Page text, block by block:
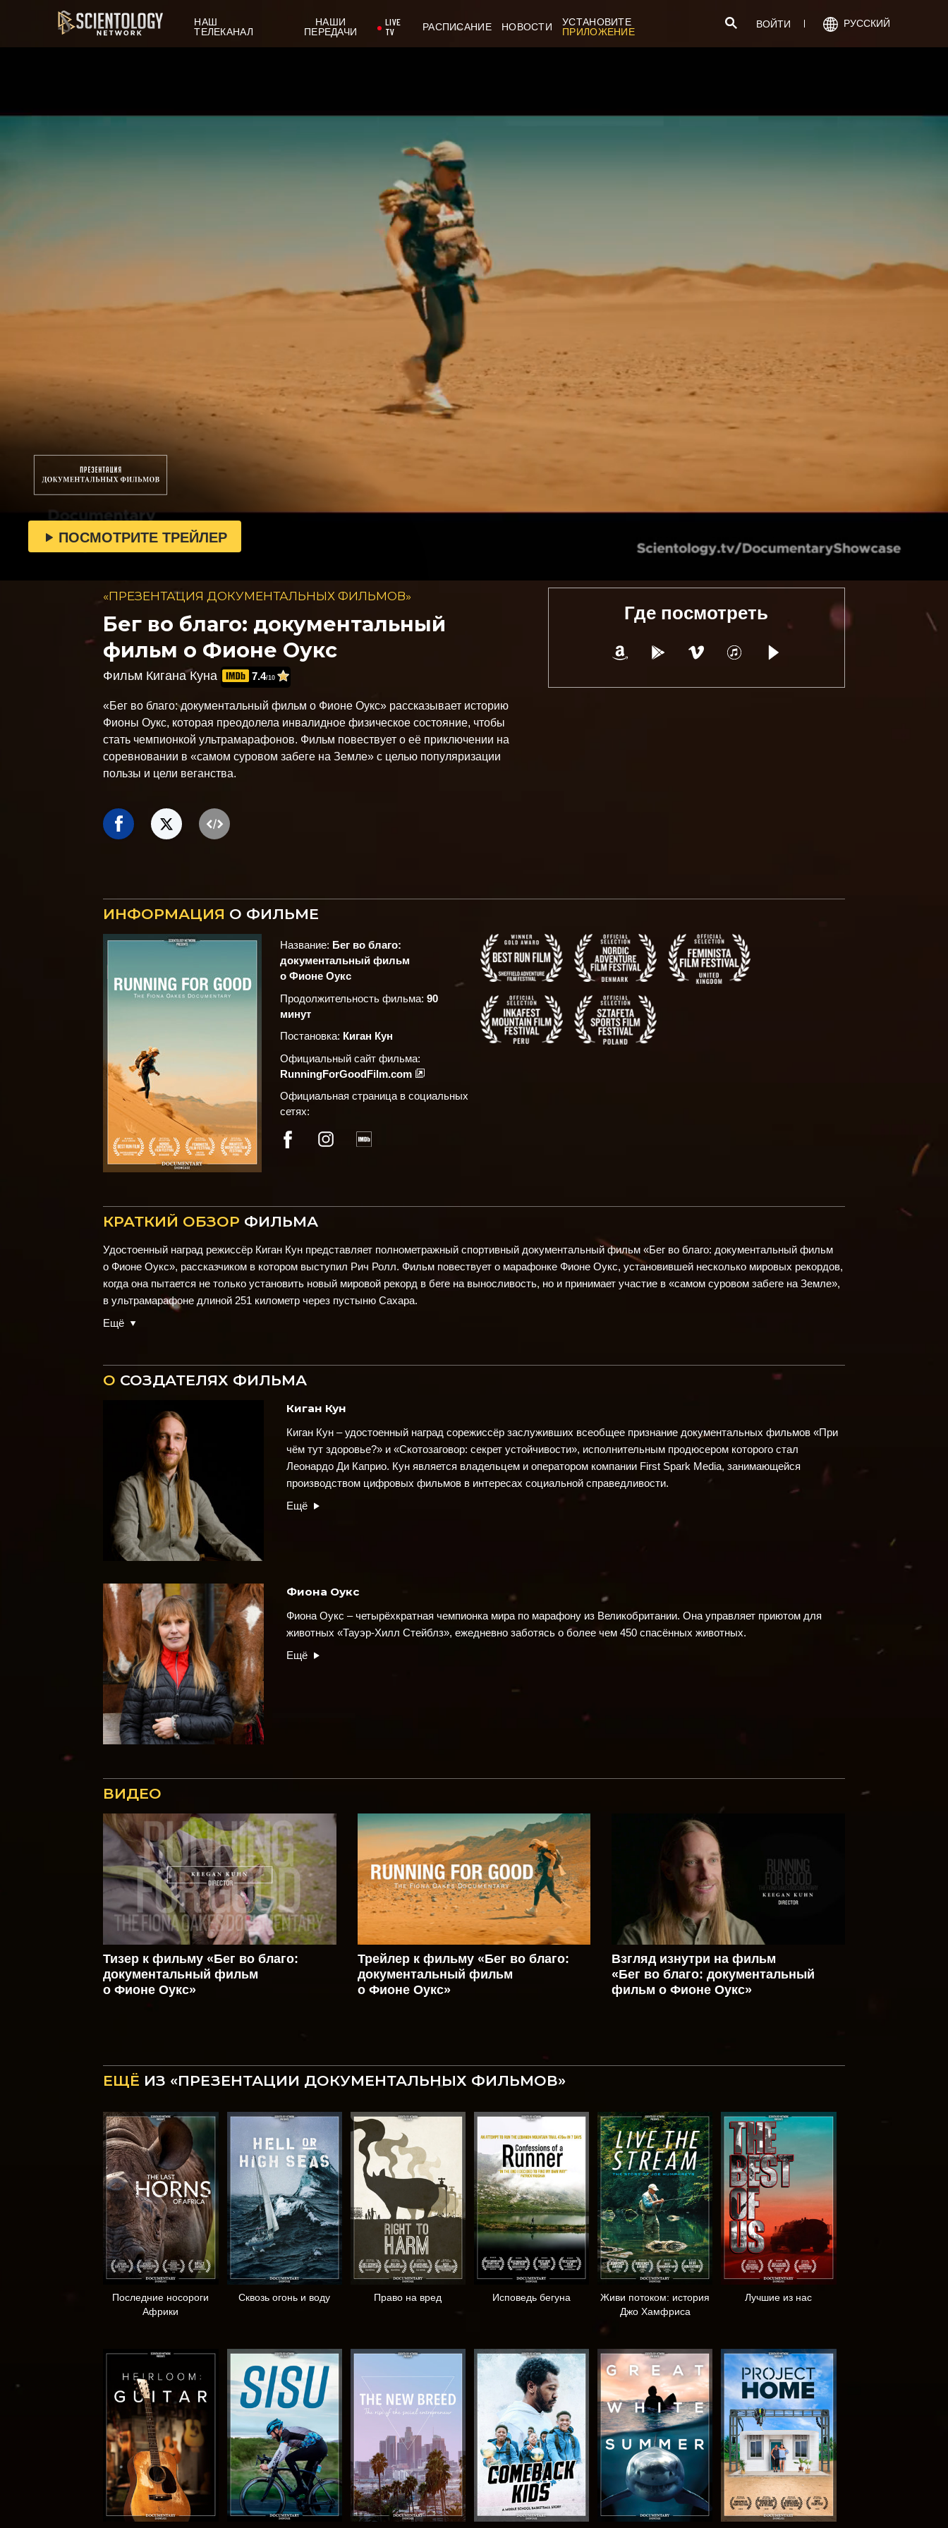
НАШ
ТЕЛЕКАНАЛ
НАШИ
ПЕРЕДАЧИ
LIVE
TV
РАСПИСАНИЕ НОВОСТИ
УСТАНОВИТЕ
ПРИЛОЖЕНИЕ
ВОЙТИ РУССКИЙ
ПОСМОТРИТЕ ТРЕЙЛЕР
«ПРЕЗЕНТАЦИЯ ДОКУМЕНТАЛЬНЫХ ФИЛЬМОВ»
Бег во благо: документальный
фильм о Фионе Оукс
Фильм Кигана Куна 7.4/10
«Бег во благо: документальный фильм о Фионе Оукс» рассказывает историю
Фионы Оукс, которая преодолела инвалидное физическое состояние, чтобы
стать чемпионкой ультрамарафонов. Фильм повествует о её приключении на
соревновании в «самом суровом забеге на Земле» с целью популяризации
пользы и цели веганства.
Где посмотреть
ИНФОРМАЦИЯ О ФИЛЬМЕ
Название: Бег во благо:
документальный фильм
о Фионе Оукс
Продолжительность фильма:90
минут
Постановка: Киган Кун
Официальный сайт фильма:
RunningForGoodFilm.com
Официальная страница в социальных
сетях:
КРАТКИЙ ОБЗОР ФИЛЬМА
Удостоенный наград режиссёр Киган Кун представляет полнометражный спортивный документальный фильм «Бег во благо: документальный фильм
о Фионе Оукс», рассказчиком в котором выступил Рич Ролл. Фильм повествует о марафонке Фионе Оукс, установившей несколько мировых рекордов,
когда она пытается не только установить новый мировой рекорд в беге на выносливость, но и принимает участие в «самом суровом забеге на Земле»,
в ультрамарафоне длиной 251 километр через пустыню Сахара.
Ещё
О СОЗДАТЕЛЯХ ФИЛЬМА
Киган Кун
Киган Кун – удостоенный наград сорежиссёр заслуживших всеобщее признание документальных фильмов«При
чём тут здоровье?» и «Скотозаговор: секрет устойчивости», исполнительным продюсером которого стал
Леонардо Ди Каприо. Кун является владельцем и оператором компании First Spark Media, занимающейся
производством цифровых фильмов в интересах социальной справедливости.
Ещё
Фиона Оукс
Фиона Оукс – четырёхкратная чемпионка мира по марафону из Великобритании. Она управляет приютом для
животных «Тауэр-Хилл Стейблз», ежедневно заботясь о более чем 450 спасённых животных.
Ещё
ВИДЕО
Тизер к фильму «Бег во благо:
документальный фильм
о Фионе Оукс»
Трейлер к фильму «Бег во благо:
документальный фильм
о Фионе Оукс»
Взгляд изнутри на фильм
«Бег во благо: документальный
фильм о Фионе Оукс»
ЕЩЁ ИЗ «ПРЕЗЕНТАЦИИ ДОКУМЕНТАЛЬНЫХ ФИЛЬМОВ»
Последние носороги
Африки
Сквозь огонь и воду Право на вред Исповедь бегуна
Живи потоком: история
Джо Хамфриса
Лучшие из нас